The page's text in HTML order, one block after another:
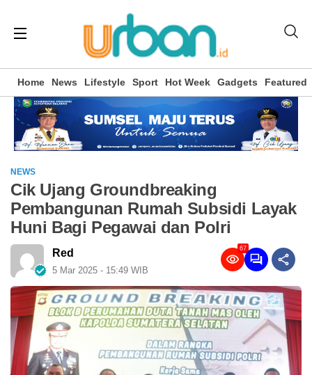
Home News Lifestyle Sport Hot Week Gadgets Featured
NEWS
Cik Ujang Groundbreaking
Pembangunan Rumah Subsidi Layak
Huni Bagi Pegawai dan Polri
Red
5 Mar 2025 - 15:49 WIB
67